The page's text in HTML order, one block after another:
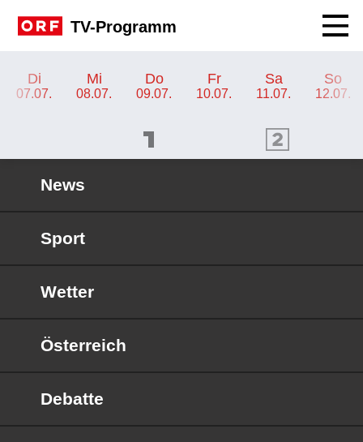
TV-Programm
Di
07.07.
Mi
08.07.
Do
09.07.
Fr
10.07.
Sa
11.07.
So
12.07.
ORF 2 Programm
News
Sport
Wetter
Österreich
Debatte